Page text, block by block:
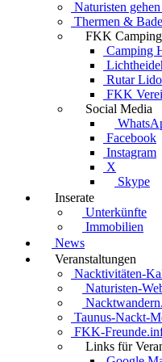
Naturisten
Thermen &
FKK
Camping
Rutar Lido
FKK
Social Media
Facebook
Instagram
X
Skype
Inserate
Unterkünfte
Immobilien
News
Veranstaltungen
Nacktivitäten-
Naturisten-
Taunus-Nackt-
FKK-
Links für